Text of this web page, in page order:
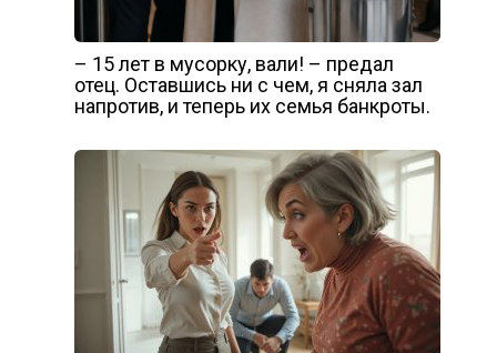
– 15 лет в мусорку, вали! – предал
отец. Оставшись ни с чем, я сняла зал
напротив, и теперь их семья банкроты.